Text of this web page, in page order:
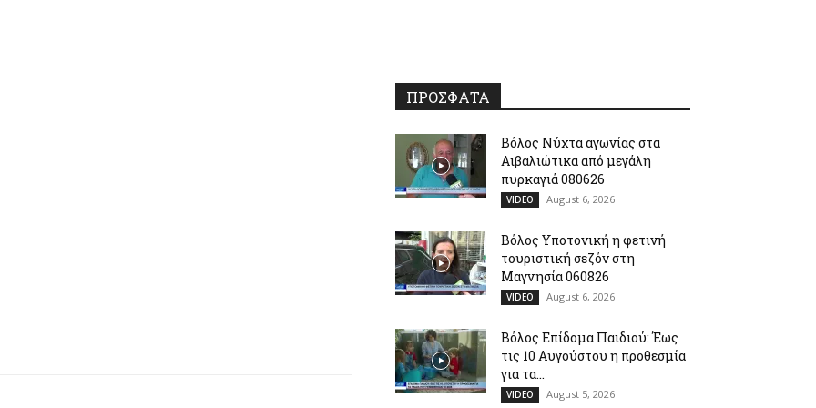
ΠΡΟΣΦΑΤΑ
Βόλος Νύχτα αγωνίας στα
Αιβαλιώτικα από μεγάλη
πυρκαγιά 080626
VIDEO August 6, 2026
Βόλος Υποτονική η φετινή
τουριστική σεζόν στη
Μαγνησία 060826
VIDEO August 6, 2026
Βόλος Επίδομα Παιδιού: Έως
τις 10 Αυγούστου η προθεσμία
για τα...
VIDEO August 5, 2026